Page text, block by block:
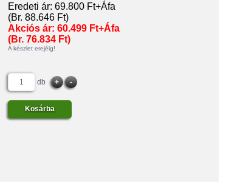
Eredeti ár: 69.800 Ft+Áfa
(Br. 88.646 Ft)
Akciós ár: 60.499 Ft+Áfa
(Br. 76.834 Ft)
A készlet erejéig!
db